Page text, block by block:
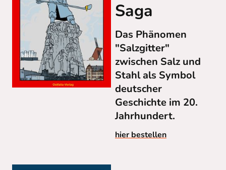
Saga
Das Phänomen
"Salzgitter"
zwischen Salz und
Stahl als Symbol
deutscher
Geschichte im 20.
Jahrhundert.
hier bestellen